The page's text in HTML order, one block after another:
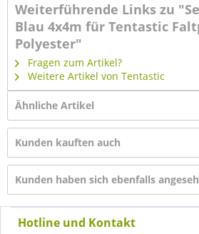
Weiterführende Links zu
Blau 4x4m für Tentastic
Polyester"
Fragen zum Artikel?
Weitere Artikel von Tentastic
Ähnliche Artikel
Kunden kauften auch
Kunden haben sich ebenfalls
Hotline und Kontakt